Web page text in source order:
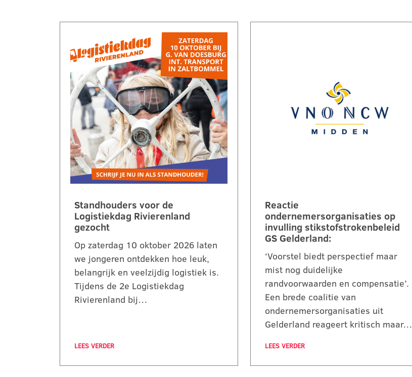
Standhouders voor de
Logistiekdag Rivierenland
gezocht
Op zaterdag 10 oktober 2026 laten
we jongeren ontdekken hoe leuk,
belangrijk en veelzijdig logistiek is.
Tijdens de 2e Logistiekdag
Rivierenland bij…
LEES VERDER
Reactie
ondernemersorganisaties op
invulling stikstofstrokenbeleid
GS Gelderland:
‘Voorstel biedt perspectief maar
mist nog duidelijke
randvoorwaarden en compensatie’.
Een brede coalitie van
ondernemersorganisaties uit
Gelderland reageert kritisch maar…
LEES VERDER